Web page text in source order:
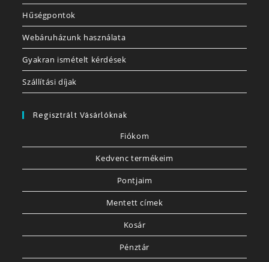
Hűségpontok
Webáruházunk használata
Gyakran ismételt kérdések
Szállítási díjak
Regisztrált Vásárlóknak
Fiókom
Kedvenc termékeim
Pontjaim
Mentett címek
Kosár
Pénztár